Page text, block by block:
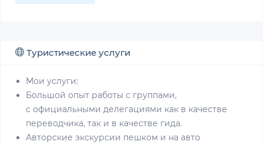
Туристические услуги
Мои услуги:
Большой опыт работы с группами,
с официальными делегациями как в качестве
переводчика, так и в качестве гида.
Авторские экскурсии пешком и на авто